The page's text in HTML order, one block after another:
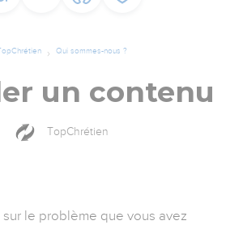
Qui sommes-nous ?
un contenu
TopChrétien
le problème que vous avez